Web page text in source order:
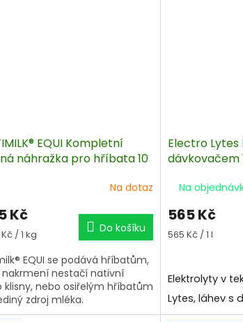
EQUI Kompletní
náhražka pro hříbata 10
Na dotaz
Kč
/ 1 kg Do košíku
EQUI se podává hříbatům,
nakrmení nestačí nativní
klisny, nebo osiřelým hříbatům
zdroj mléka.
Electro Lytes
dávkovačem
Na
565 Kč
Měrná
565 Kč / 1 l
Elektrolyty v
Lytes, láhev s